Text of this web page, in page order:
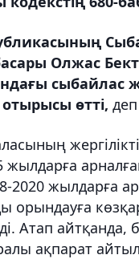
Олжас
өтті,
жылдарға
2020 жылдарға
Атап айтқанда,
ақпарат